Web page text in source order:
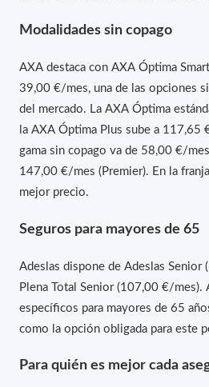
Modalidades sin copago
AXA destaca con AXA Óptima
39,00 €/mes, una de las opciones
del mercado. La AXA Óptima
la AXA Óptima Plus sube a 117,65
gama sin copago va de 58,00 €/
147,00 €/mes (Premier). En la
mejor precio.
Seguros para mayores de 65
Adeslas dispone de Adeslas Senior
Plena Total Senior (107,00 €/mes).
específicos para mayores de 65
como la opción obligada para este
Para quién es mejor cada